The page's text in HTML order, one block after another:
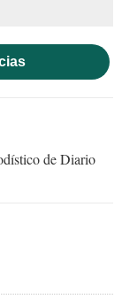
de Diario